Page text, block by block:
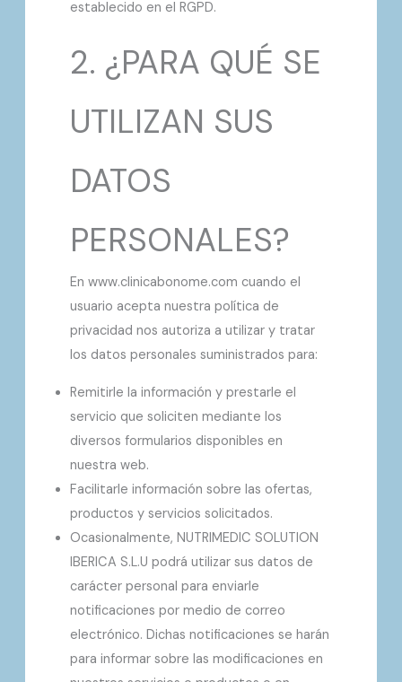
establecido en el RGPD.
2. ¿PARA QUÉ SE
UTILIZAN SUS
DATOS
PERSONALES?
En www.clinicabonome.com cuando el
usuario acepta nuestra política de
privacidad nos autoriza a utilizar y tratar
los datos personales suministrados para:
Remitirle la información y prestarle el
servicio que soliciten mediante los
diversos formularios disponibles en
nuestra web.
Facilitarle información sobre las ofertas,
productos y servicios solicitados.
Ocasionalmente, NUTRIMEDIC SOLUTION
IBERICA S.L.U podrá utilizar sus datos de
carácter personal para enviarle
notificaciones por medio de correo
electrónico. Dichas notificaciones se harán
para informar sobre las modificaciones en